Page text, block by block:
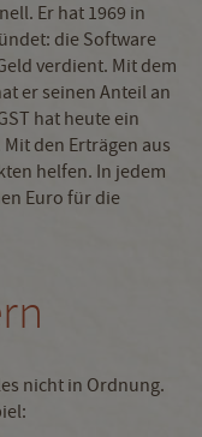
Er hat 1969 in
die Software
verdient. Mit dem
er seinen Anteil an
hat heute ein
den Erträgen aus
helfen. In jedem
Euro für die
nicht in Ordnung.